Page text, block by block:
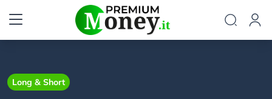
Long & Short